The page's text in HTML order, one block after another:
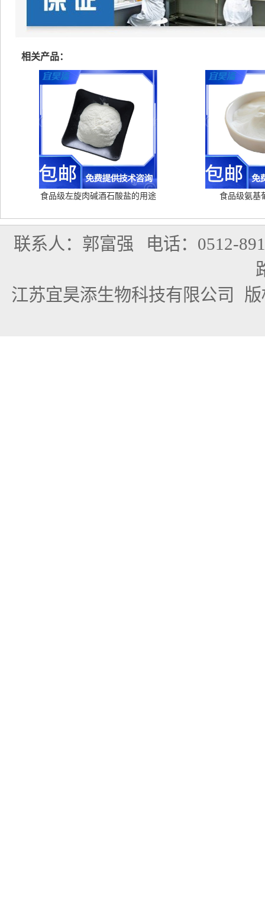
相关产品：
食品级左旋肉碱酒石酸盐的用途 食品级氨基
联系人：郭富强 电话：0512-
江苏宜昊添生物科技有限公司